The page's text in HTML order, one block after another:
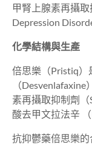
甲腎上腺素再攝
Depression
化學結構與生產
倍思樂 （Pristiq）
（Desvenlafaxine
素再攝取抑制劑
酸去甲文拉法辛
抗抑鬱藥倍思樂